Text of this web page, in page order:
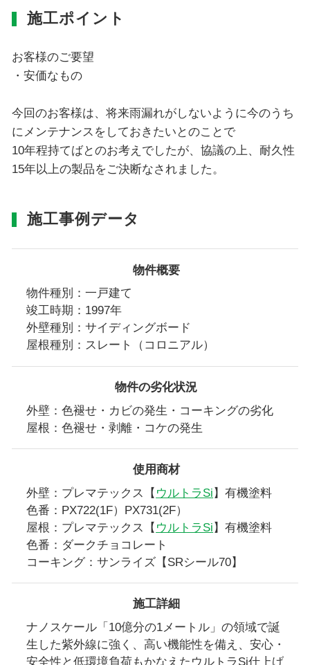
施工ポイント
お客様のご要望
・安価なもの
今回のお客様は、将来雨漏れがしないように今のうち
にメンテナンスをしておきたいとのことで
10年程持てばとのお考えでしたが、協議の上、耐久性
15年以上の製品をご決断なされました。
施工事例データ
物件概要
物件種別：一戸建て
竣工時期：1997年
外壁種別：サイディングボード
屋根種別：スレート（コロニアル）
物件の劣化状況
外壁：色褪せ・カビの発生・コーキングの劣化
屋根：色褪せ・剥離・コケの発生
使用商材
外壁：プレマテックス【 ウルトラSi】有機塗料
色番：PX722(1F）PX731(2F）
屋根：プレマテックス【 ウルトラSi】有機塗料
色番：ダークチョコレート
コーキング：サンライズ【SRシール70】
施工詳細
ナノスケール「10億分の1メートル」の領域で誕
生した紫外線に強く、高い機能性を備え、安心・
安全性と低環境負荷もかなえたウルトラSi仕上げ